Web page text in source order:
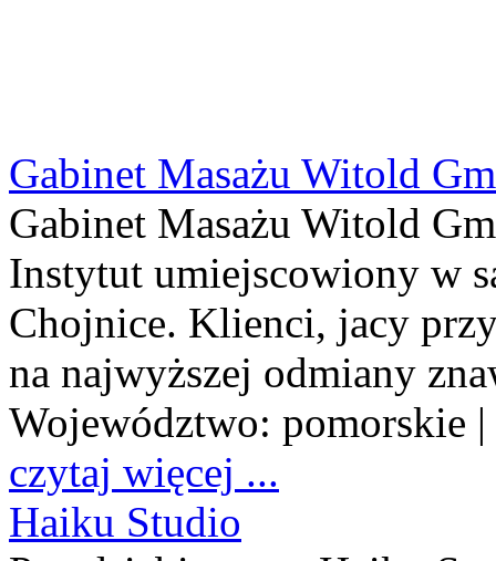
Gabinet Masażu Witold
Gabinet Masażu Witold
Instytut umiejscowiony w
Chojnice. Klienci, jacy
na najwyższej odmiany
Województwo: pomorskie
czytaj więcej ...
Haiku Studio